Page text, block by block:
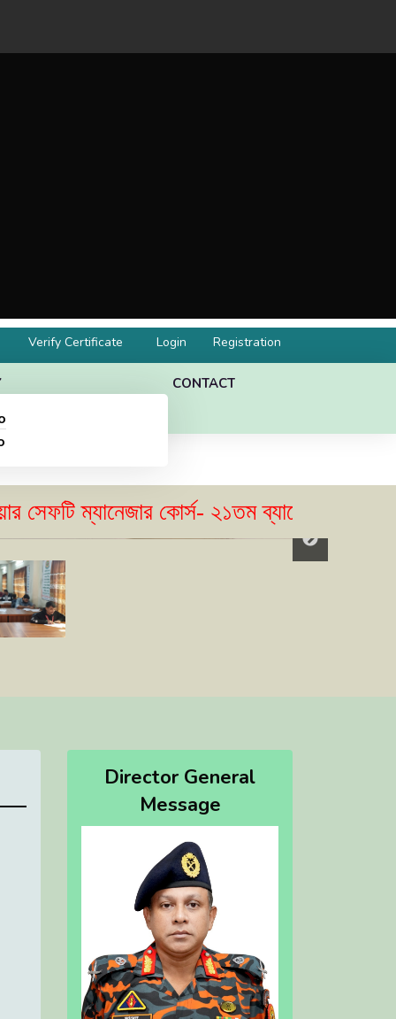
Verify Certificate Login Registration
CONTACT
ম্যানেজার কোর্স- ২১তম ব্যাচের ভর্তি
Director General
Message